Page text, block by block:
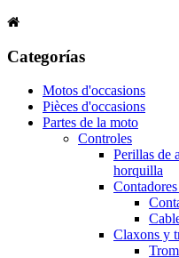
Categorías
Motos d'occasions
Pièces d'occasions
Partes de la moto
Controles
Perillas de
horquilla
Claxons y